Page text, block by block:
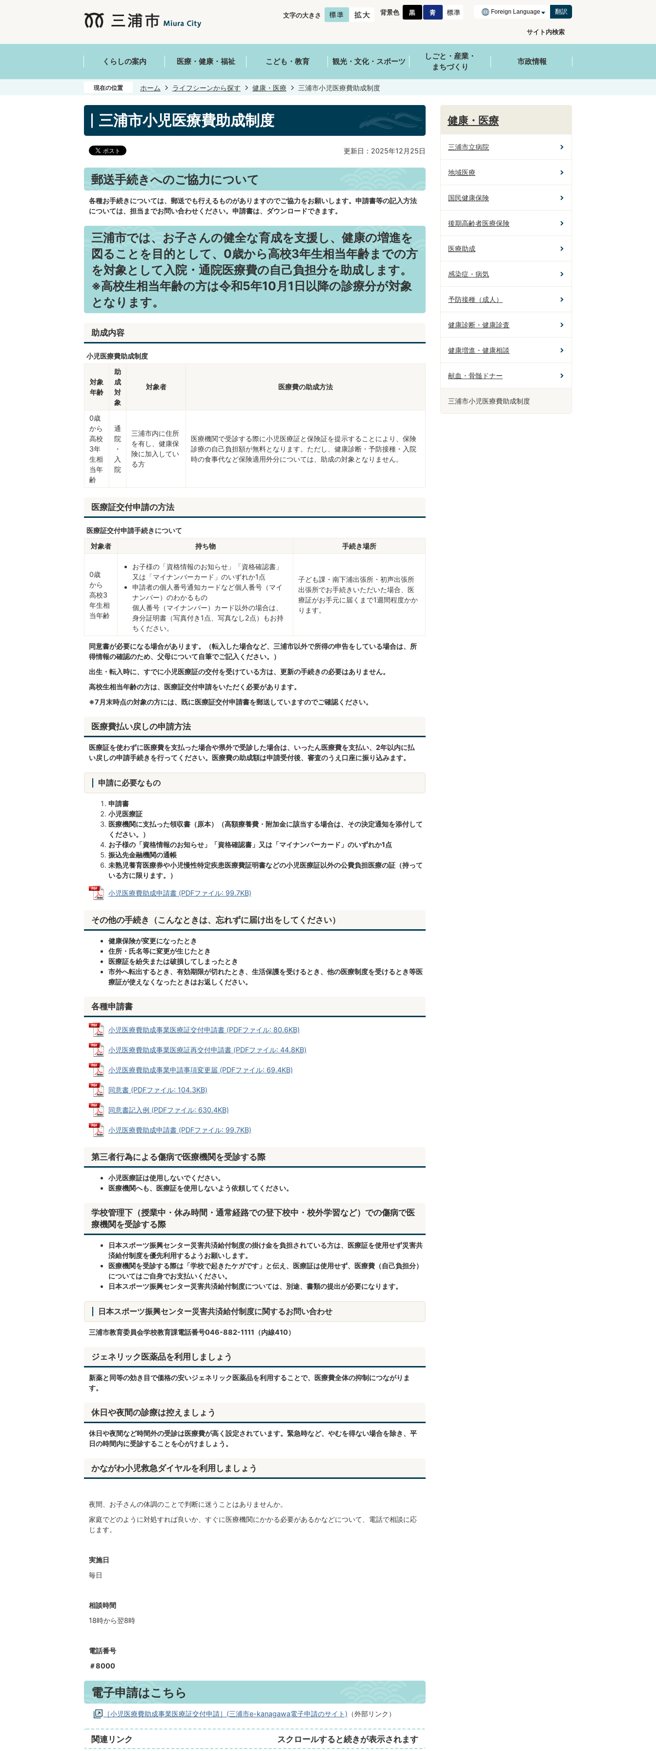
文字の大きさ 背景色 翻訳
サイト内検索
くらしの案内 医療・健康・福祉 こども・教育 観光・文化・スポーツ
しごと・産業・
まちづくり
市政情報
現在の位置 ホーム ライフシーンから探す 健康・医療 三浦市小児医療費助成制度
三浦市小児医療費助成制度
更新日：2025年12月25日
郵送手続きへのご協力について
各種お手続きについては、郵送でも行えるものがありますのでご協力をお願いします。申請書等の記入方法
については、担当までお問い合わせください。申請書は、ダウンロードできます。
三浦市では、お子さんの健全な育成を支援し、健康の増進を
図ることを目的として、0歳から高校3年生相当年齢までの方
を対象として入院・通院医療費の自己負担分を助成します。
※高校生相当年齢の方は令和5年10月1日以降の診療分が対象
となります。
助成内容
小児医療費助成制度
対象
年齢
助
成
対
象
対象者 医療費の助成方法
0歳
から
高校
3年
生相
当年
齢
通
院
・
入
院
三浦市内に住所
を有し、健康保
険に加入してい
る方
医療機関で受診する際に小児医療証と保険証を提示することにより、保険
診療の自己負担額が無料となります。ただし、健康診断・予防接種・入院
時の食事代など保険適用外分については、助成の対象となりません。
医療証交付申請の方法
医療証交付申請手続きについて
対象者
持ち物 手続き場所
0歳
から
高校3
年生相
当年齢
お子様の「資格情報のお知らせ」「資格確認書」
又は「マイナンバーカード」のいずれか1点
申請者の個人番号通知カードなど個人番号（マイ
ナンバー）のわかるもの
個人番号（マイナンバー）カード以外の場合は、
身分証明書（写真付き1点、写真なし2点）もお持
ちください。
子ども課・南下浦出張所・初声出張所
出張所でお手続きいただいた場合、医
療証がお手元に届くまで1週間程度かか
ります。
同意書が必要になる場合があります。（転入した場合など、三浦市以外で所得の申告をしている場合は、所
得情報の確認のため、父母について自筆でご記入ください。）
出生・転入時に、すでに小児医療証の交付を受けている方は、更新の手続きの必要はありません。
高校生相当年齢の方は、医療証交付申請をいただく必要があります。
※7月末時点の対象の方には、既に医療証交付申請書を郵送していますのでご確認ください。
医療費払い戻しの申請方法
医療証を使わずに医療費を支払った場合や県外で受診した場合は、いったん医療費を支払い、2年以内に払
い戻しの申請手続きを行ってください。医療費の助成額は申請受付後、審査のうえ口座に振り込みます。
申請に必要なもの
申請書
小児医療証
医療機関に支払った領収書（原本）（高額療養費・附加金に該当する場合は、その決定通知を添付して
ください。）
お子様の「資格情報のお知らせ」「資格確認書」又は「マイナンバーカード」のいずれか1点
振込先金融機関の通帳
未熟児養育医療券や小児慢性特定疾患医療費証明書などの小児医療証以外の公費負担医療の証（持って
いる方に限ります。）
小児医療費助成申請書 (PDFファイル: 99.7KB)
その他の手続き（こんなときは、忘れずに届け出をしてください）
健康保険が変更になったとき
住所・氏名等に変更が生じたとき
医療証を紛失または破損してしまったとき
市外へ転出するとき、有効期限が切れたとき、生活保護を受けるとき、他の医療制度を受けるとき等医
療証が使えなくなったときはお返しください。
各種申請書
小児医療費助成事業医療証交付申請書 (PDFファイル: 80.6KB)
小児医療費助成事業医療証再交付申請書 (PDFファイル: 44.8KB)
小児医療費助成事業申請事項変更届 (PDFファイル: 69.4KB)
同意書 (PDFファイル: 104.3KB)
同意書記入例 (PDFファイル: 630.4KB)
小児医療費助成申請書 (PDFファイル: 99.7KB)
第三者行為による傷病で医療機関を受診する際
小児医療証は使用しないでください。
医療機関へも、医療証を使用しないよう依頼してください。
学校管理下（授業中・休み時間・通常経路での登下校中・校外学習など）での傷病で医
療機関を受診する際
日本スポーツ振興センター災害共済給付制度の掛け金を負担されている方は、医療証を使用せず災害共
済給付制度を優先利用するようお願いします。
医療機関を受診する際は「学校で起きたケガです」と伝え、医療証は使用せず、医療費（自己負担分）
についてはご自身でお支払いください。
日本スポーツ振興センター災害共済給付制度については、別途、書類の提出が必要になります。
日本スポーツ振興センター災害共済給付制度に関するお問い合わせ
三浦市教育委員会学校教育課電話番号046-882-1111（内線410）
ジェネリック医薬品を利用しましょう
新薬と同等の効き目で価格の安いジェネリック医薬品を利用することで、医療費全体の抑制につながりま
す。
休日や夜間の診療は控えましょう
休日や夜間など時間外の受診は医療費が高く設定されています。緊急時など、やむを得ない場合を除き、平
日の時間内に受診することを心がけましょう。
かながわ小児救急ダイヤルを利用しましょう
夜間、お子さんの体調のことで判断に迷うことはありませんか。
家庭でどのように対処すれば良いか、すぐに医療機関にかかる必要があるかなどについて、電話で相談に応
じます。
実施日
毎日
相談時間
18時から翌8時
電話番号
＃8000
電子申請はこちら
［小児医療費助成事業医療証交付申請］(三浦市e-kanagawa電子申請のサイト) （外部リンク）
関連リンク スクロールすると続きが表示されます
健康・医療
三浦市立病院
地域医療
国民健康保険
後期高齢者医療保険
医療助成
感染症・病気
予防接種（成人）
健康診断・健康診査
健康増進・健康相談
献血・骨髄ドナー
三浦市小児医療費助成制度